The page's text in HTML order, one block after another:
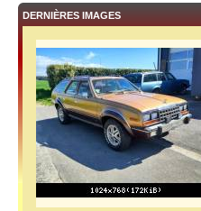
DERNIÈRES IMAGES